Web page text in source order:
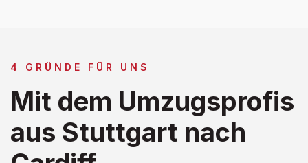
4 GRÜNDE FÜR UNS
Mit dem Umzugsprofis
aus Stuttgart nach